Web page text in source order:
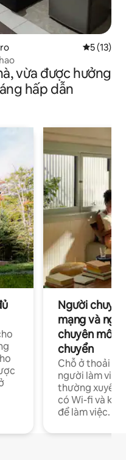
Xếp hạng
5 (13)
vừa được hưởng
hấp dẫn
Người
mạng và
chuyên môn
chuyển
Chỗ ở thoải
người làm việc
thường xuyên
có Wi-fi và
để làm việc.